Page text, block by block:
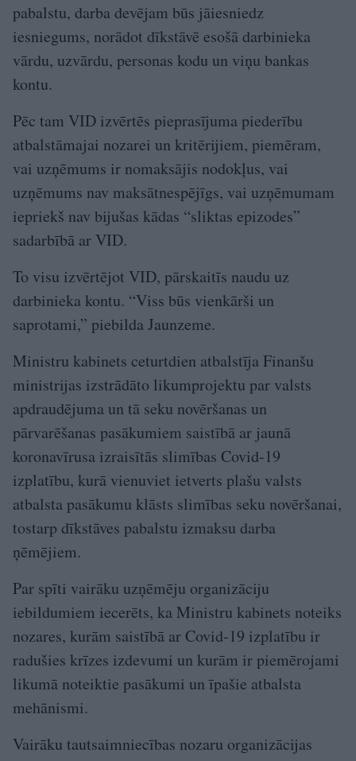
pabalstu, darba devējam būs jāiesniedz
iesniegums, norādot dīkstāvē esošā darbinieka
vārdu, uzvārdu, personas kodu un viņu bankas
kontu.
Pēc tam VID izvērtēs pieprasījuma piederību
atbalstāmajai nozarei un kritērijiem, piemēram,
vai uzņēmums ir nomaksājis nodokļus, vai
uzņēmums nav maksātnespējīgs, vai uzņēmumam
iepriekš nav bijušas kādas “sliktas epizodes”
sadarbībā ar VID.
To visu izvērtējot VID, pārskaitīs naudu uz
darbinieka kontu. “Viss būs vienkārši un
saprotami,” piebilda Jaunzeme.
Ministru kabinets ceturtdien atbalstīja Finanšu
ministrijas izstrādāto likumprojektu par valsts
apdraudējuma un tā seku novēršanas un
pārvarēšanas pasākumiem saistībā ar jaunā
koronavīrusa izraisītās slimības Covid-19
izplatību, kurā vienuviet ietverts plašu valsts
atbalsta pasākumu klāsts slimības seku novēršanai,
tostarp dīkstāves pabalstu izmaksu darba
ņēmējiem.
Par spīti vairāku uzņēmēju organizāciju
iebildumiem iecerēts, ka Ministru kabinets noteiks
nozares, kurām saistībā ar Covid-19 izplatību ir
radušies krīzes izdevumi un kurām ir piemērojami
likumā noteiktie pasākumi un īpašie atbalsta
mehānismi.
Vairāku tautsaimniecības nozaru organizācijas